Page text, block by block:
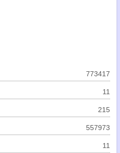
773417
11
215
557973
11